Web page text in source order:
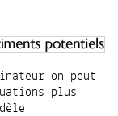
on peut
plus